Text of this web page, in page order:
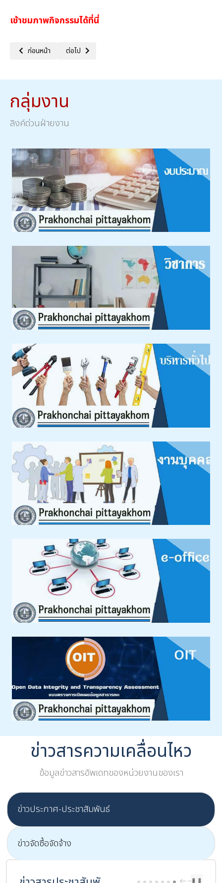
เข้าชมภาพกิจกรรมได้ที่นี่
เนื้อหาก่อนหน้า: วันงดสูบบุหรี่
ก่อนหน้า เนื้อหาถัดไป: ค่ายคุณธรรม จริยธรรม ม.1
ต่อไป
กลุ่มงาน
ลิงค์ด่วนฝ่ายงาน
ข่าวสารความเคลื่อนไหว
ข้อมูลข่าวสารอัพเดทของหน่วยงานของเรา
ข่าวประกาศ-ประชาสัมพันธ์
ข่าวจัดซื้อจัดจ้าง